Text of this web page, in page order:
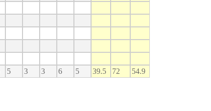
5 3 3 6 5 39.5 72 54.9